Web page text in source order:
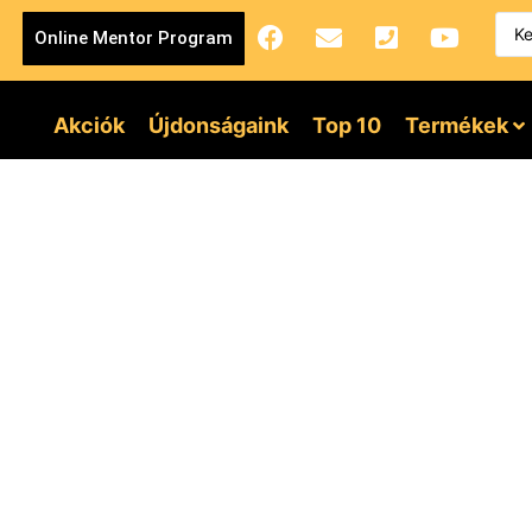
Online Mentor Program
Akciók Újdonságaink Top 10 Termékek